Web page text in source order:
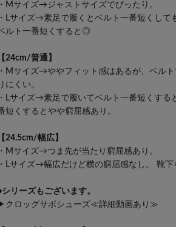
・Mサイズ→ジャストサイズでぴったり。
・Lサイズ→素足で履くとベルト一番短くして
ルト一番短くすると◎
【24cm/普通】
・Mサイズ→ややフィット感はあるが、ベル
にくい。
・Lサイズ→素足で履いてベルト一番短くする
短くするとやや窮屈感あり。
【24.5cm/幅広】
・Mサイズ→つま先が当たり窮屈感あり。
・Lサイズ→幅広だけど横の窮屈感なし。 靴下
シリーズもございます。
クロッグサボシューズ≪詳細動画あり≫